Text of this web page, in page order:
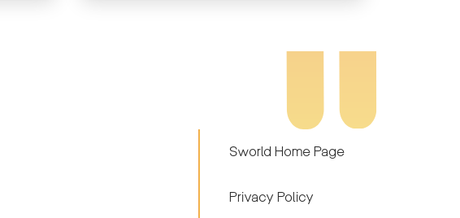
Sworld Home Page
Privacy Policy